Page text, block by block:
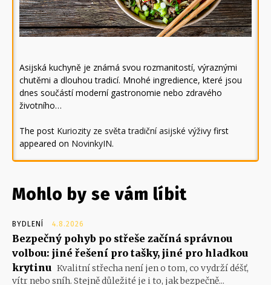
Asijská kuchyně je známá svou rozmanitostí, výraznými
chutěmi a dlouhou tradicí. Mnohé ingredience, které jsou
dnes součástí moderní gastronomie nebo zdravého
životního…
The post Kuriozity ze světa tradiční asijské výživy first
appeared on NovinkyIN.
Mohlo by se vám líbit
BYDLENÍ 4.8.2026
Bezpečný pohyb po střeše začíná správnou
volbou: jiné řešení pro tašky, jiné pro hladkou
krytinu Kvalitní střecha není jen o tom, co vydrží déšť,
vítr nebo sníh. Stejně důležité je i to, jak bezpečně...